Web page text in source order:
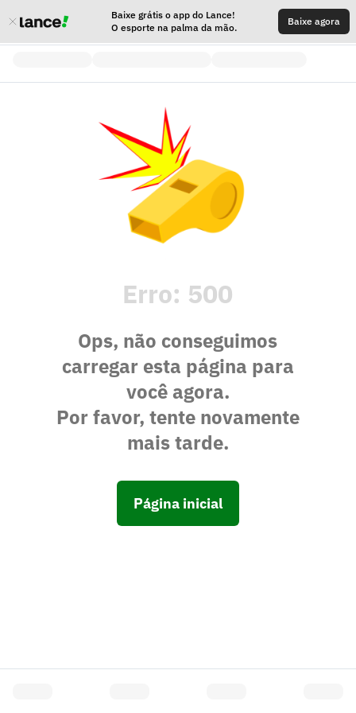
Baixe grátis o app do Lance!
O esporte na palma da mão.
Baixe agora
Erro: 500
Ops, não conseguimos
carregar esta página para
você agora.
Por favor, tente novamente
mais tarde.
Página inicial